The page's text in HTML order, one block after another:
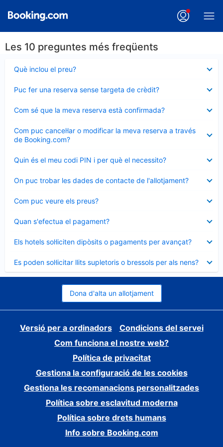
Les 10 preguntes més freqüents
Què inclou el preu?
tancat
Puc fer una reserva sense targeta de crèdit?
tancat
Com sé que la meva reserva està confirmada?
tancat
Com puc cancel·lar o modificar la meva reserva a través
de Booking.com?
tancat
Quin és el meu codi PIN i per què el necessito?
tancat
On puc trobar les dades de contacte de l'allotjament?
tancat
Com puc veure els preus?
tancat
Quan s'efectua el pagament?
tancat
Els hotels sol·liciten dipòsits o pagaments per avançat?
tancat
Es poden sol·licitar llits supletoris o bressols per als nens?
tancat
Dona d'alta un allotjament
Versió per a ordinadors
Condicions del servei
Com funciona el nostre web?
Política de privacitat
Gestiona la configuració de les cookies
Gestiona les recomanacions personalitzades
Política sobre esclavitud moderna
Política sobre drets humans
Info sobre Booking.com